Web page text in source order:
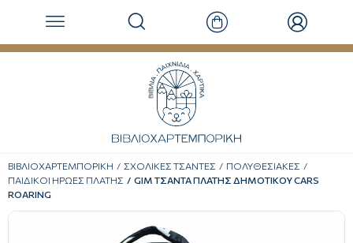
ΒΙΒΛΙΟΧΑΡΤΕΜΠΟΡΙΚΗ ΣΧΟΛΙΚΕΣ ΤΣΑΝΤΕΣ
ΠΟΛΥΘΕΣΙΑΚΕΣ
ΠΑΙΔΙΚΟΙ ΗΡΩΕΣ ΠΛΑΤΗΣ
GIM ΤΣΑΝΤΑ ΠΛΑΤΗΣ ΔΗΜΟΤΙΚΟΥ CARS
ROARING